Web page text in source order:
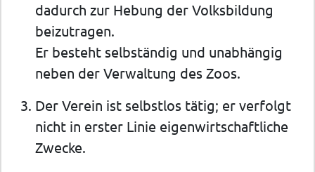
dadurch zur Hebung der Volksbildung
beizutragen.
Er besteht selbständig und unabhängig
neben der Verwaltung des Zoos.
Der Verein ist selbstlos tätig; er verfolgt
nicht in erster Linie eigenwirtschaftliche
Zwecke.